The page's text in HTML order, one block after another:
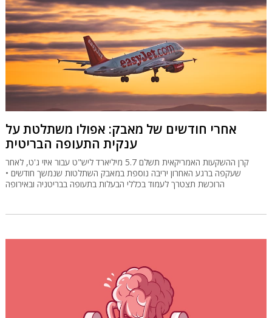
אחרי חודשים של מאבק: אפולו משתלטת על
ענקית התעופה הבריטית
קרן ההשקעות האמריקאית תשלם 5.7 מיליארד ליש"ט עבור איזי ג'ט, לאחר
שעקפה ברגע האחרון יריבה נוספת במאבק השתלטות שנמשך חודשים •
הרוכשת תצטרך לעמוד בכללי הבעלות בתעופה בבריטניה ובאירופה